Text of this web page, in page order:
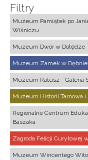
Filtry
Muzeum Pamiątek po
Wiśniczu
Muzeum Dwór w Dołędze
Muzeum Zamek w Dębnie
Muzeum Ratusz - Galeria
Muzeum Historii Tarnowa i
Regionalne Centrum
Baszaka
Zagroda Felicji Curyłowej
Muzeum Wincentego